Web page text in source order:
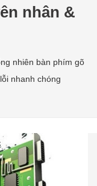
nhân &
nhiên bàn phím gõ
nhanh chóng